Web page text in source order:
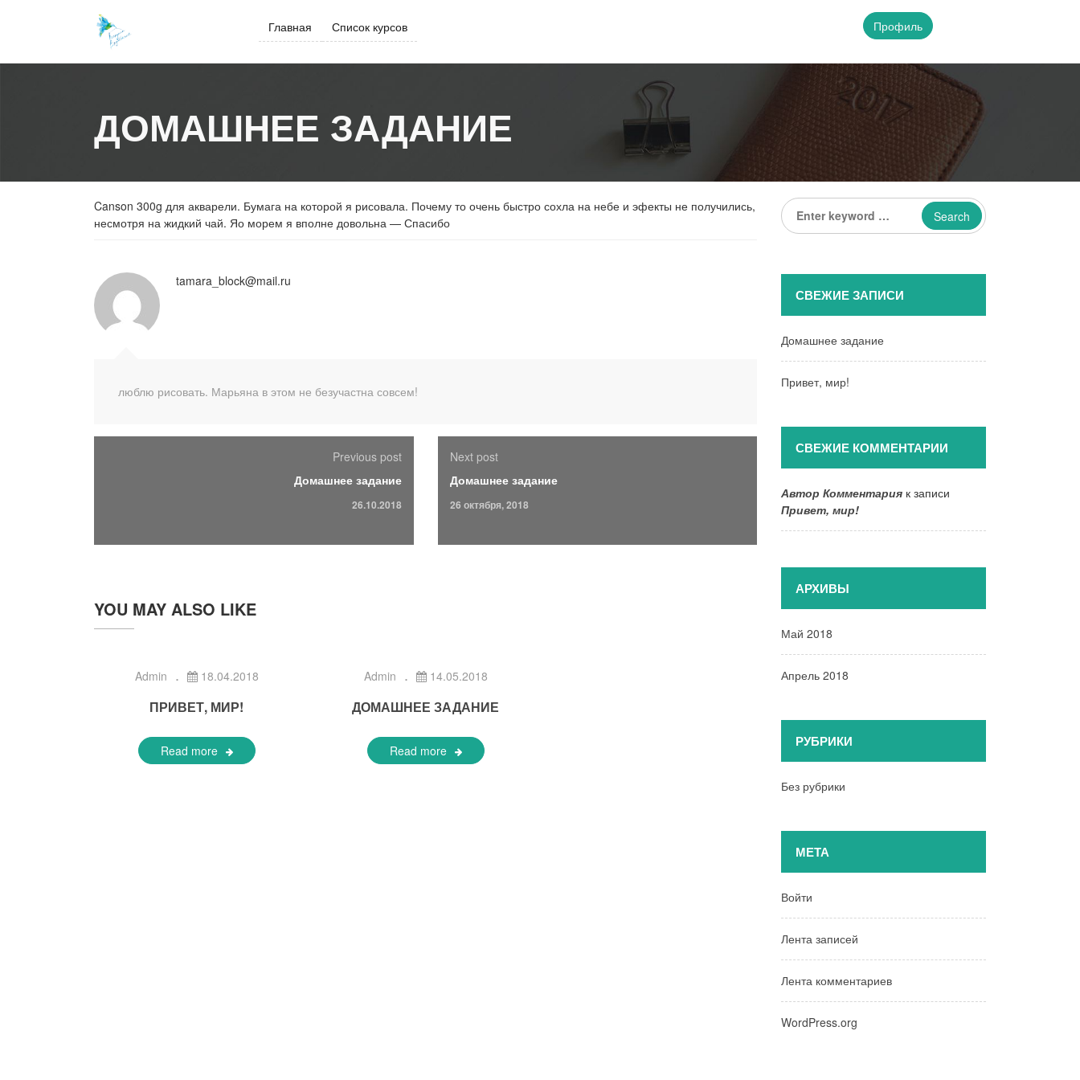
Главная Список курсов Профиль
ДОМАШНЕЕ ЗАДАНИЕ
Canson 300g для акварели. Бумага на которой я рисовала. Почему то очень быстро сохла на небе и эфекты не получились,
несмотря на жидкий чай. Яо морем я вполне довольна — Спасибо
tamara_block@mail.ru
люблю рисовать. Марьяна в этом не безучастна совсем!
Previous post
Домашнее задание
26.10.2018
Next post
Домашнее задание
26 октября, 2018
YOU MAY ALSO LIKE
Admin 18.04.2018
ПРИВЕТ, МИР!
Read more
Admin 14.05.2018
ДОМАШНЕЕ ЗАДАНИЕ
Read more
Enter
keyword
СВЕЖИЕ ЗАПИСИ
Домашнее задание
Привет, мир!
СВЕЖИЕ КОММЕНТАРИИ
Автор Комментария к записи
Привет, мир!
АРХИВЫ
Май 2018
Апрель 2018
РУБРИКИ
Без рубрики
МЕТА
Войти
Лента записей
Лента комментариев
WordPress.org